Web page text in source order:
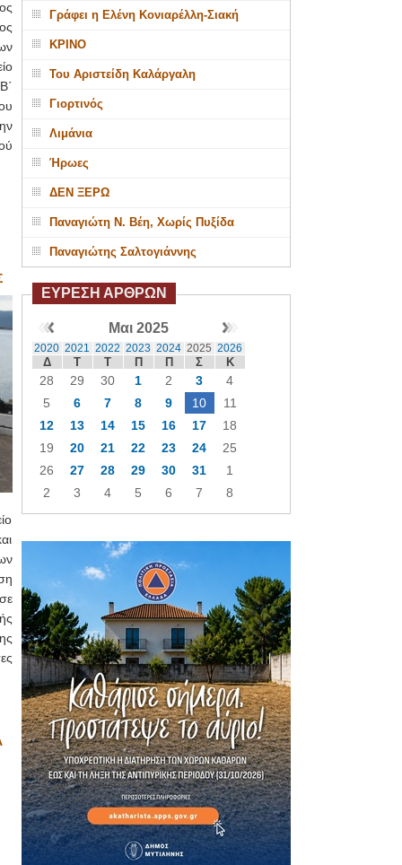
Γράφει η Ελένη Κονιαρέλλη-Σιακή
ΚΡΙΝΟ
Του Αριστείδη Καλάργαλη
Γιορτινός
Λιμάνια
Ήρωες
ΔΕΝ ΞΕΡΩ
Παναγιώτη Ν. Βέη, Χωρίς Πυξίδα
Παναγιώτης Σαλτογιάννης
ΕΥΡΕΣΗ ΑΡΘΡΩΝ
Μαι 2025
2020 2021 2022 2023 2024 2025 2026
Δ Τ Τ Π Π Σ Κ
28 29 30 1 2 3
4
5
6 7 8 9 10
11
12
13 14 15 16 17
18
19
20 21 22 23 24
25
26
27 28 29 30 31
1
2
3 4 5 6 7 8